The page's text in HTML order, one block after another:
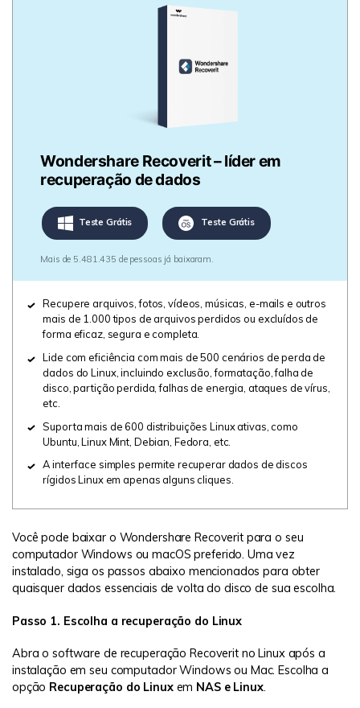
Wondershare Recoverit – líder em
recuperação de dados
Teste Grátis Teste Grátis
Mais de 5.481.435 de pessoas já baixaram.
Recupere arquivos, fotos, vídeos, músicas, e-mails e outros
mais de 1.000 tipos de arquivos perdidos ou excluídos de
forma eficaz, segura e completa.
Lide com eficiência com mais de 500 cenários de perda de
dados do Linux, incluindo exclusão, formatação, falha de
disco, partição perdida, falhas de energia, ataques de vírus,
etc.
Suporta mais de 600 distribuições Linux ativas, como
Ubuntu, Linux Mint, Debian, Fedora, etc.
A interface simples permite recuperar dados de discos
rígidos Linux em apenas alguns cliques.
Você pode baixar o Wondershare Recoverit para o seu
computador Windows ou macOS preferido. Uma vez
instalado, siga os passos abaixo mencionados para obter
quaisquer dados essenciais de volta do disco de sua escolha.
Passo 1. Escolha a recuperação do Linux
Abra o software de recuperação Recoverit no Linux após a
instalação em seu computador Windows ou Mac. Escolha a
opção Recuperação do Linuxem NAS e Linux.